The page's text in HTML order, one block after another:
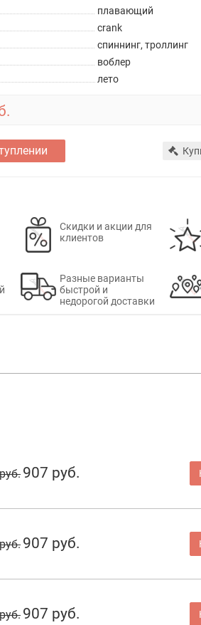
плавающий
crank
спиннинг, троллинг
воблер
лето
Скидки и акции для
клиентов
Разные варианты
быстрой и
недорогой доставки
907 руб.
907 руб.
907 руб.